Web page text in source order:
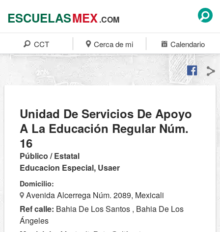
ESCUELASMEX.COM
CCT Cerca de mi Calendario
Unidad De Servicios De Apoyo
A La Educación Regular Núm.
16
Público / Estatal
Educacion Especial, Usaer
Domicilio:
Avenida Alcerrega Núm. 2089, Mexicali
Ref calle: Bahia De Los Santos , Bahia De Los
Ángeles